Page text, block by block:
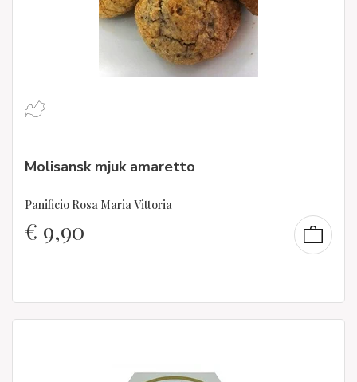
Molisansk mjuk amaretto
Panificio Rosa Maria Vittoria
€ 9,90